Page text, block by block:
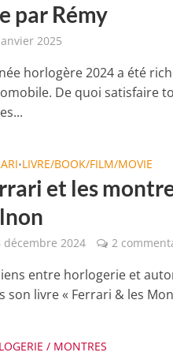
par Rémy
2025
horlogère 2024 a été
De quoi satisfaire
•LIVRE/BOOK/FILM/MOVIE
et les
décembre 2024 2
entre horlogerie et
son livre « Ferrari & les
/ MONTRES